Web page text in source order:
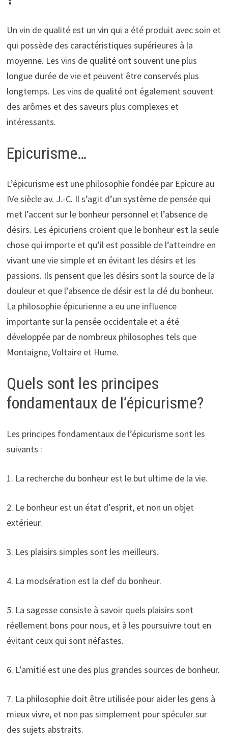
Un vin de qualité est un vin qui a été produit avec soin et
qui possède des caractéristiques supérieures à la
moyenne. Les vins de qualité ont souvent une plus
longue durée de vie et peuvent être conservés plus
longtemps. Les vins de qualité ont également souvent
des arômes et des saveurs plus complexes et
intéressants.
Epicurisme…
L’épicurisme est une philosophie fondée par Epicure au
IVe siècle av. J.-C. Il s’agit d’un système de pensée qui
met l’accent sur le bonheur personnel et l’absence de
désirs. Les épicuriens croient que le bonheur est la seule
chose qui importe et qu’il est possible de l’atteindre en
vivant une vie simple et en évitant les désirs et les
passions. Ils pensent que les désirs sont la source de la
douleur et que l’absence de désir est la clé du bonheur.
La philosophie épicurienne a eu une influence
importante sur la pensée occidentale et a été
développée par de nombreux philosophes tels que
Montaigne, Voltaire et Hume.
Quels sont les principes
fondamentaux de l’épicurisme?
Les principes fondamentaux de l’épicurisme sont les
suivants :
1. La recherche du bonheur est le but ultime de la vie.
2. Le bonheur est un état d’esprit, et non un objet
extérieur.
3. Les plaisirs simples sont les meilleurs.
4. La modsération est la clef du bonheur.
5. La sagesse consiste à savoir quels plaisirs sont
réellement bons pour nous, et à les poursuivre tout en
évitant ceux qui sont néfastes.
6. L’amitié est une des plus grandes sources de bonheur.
7. La philosophie doit être utilisée pour aider les gens à
mieux vivre, et non pas simplement pour spéculer sur
des sujets abstraits.